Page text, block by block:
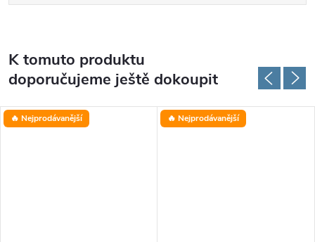
K tomuto produktu
doporučujeme ještě dokoupit
🔥 Nejprodávanější 🔥 Nejprodávanější